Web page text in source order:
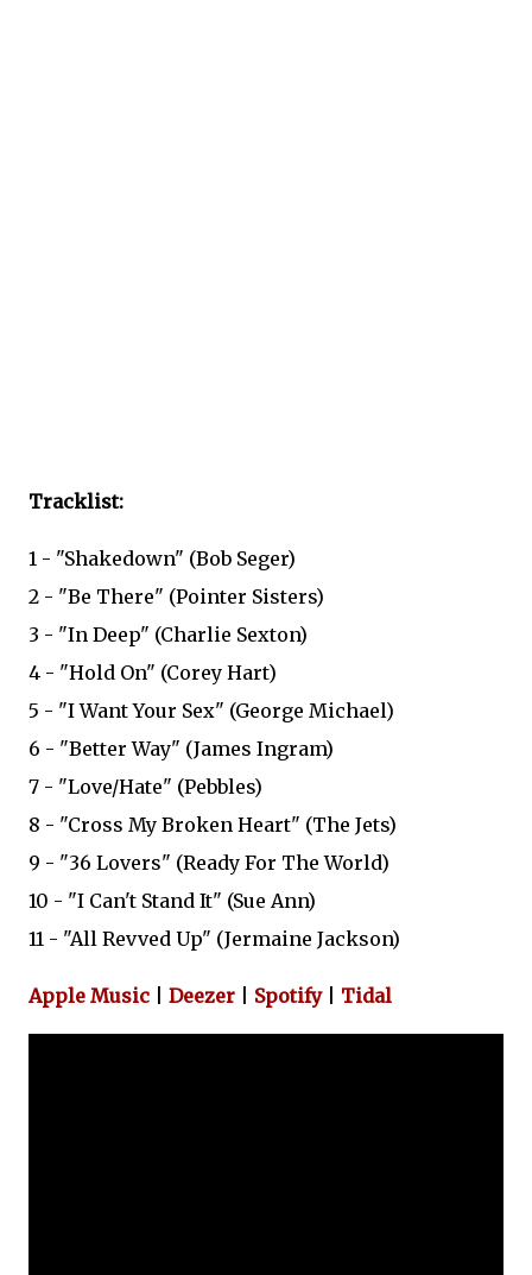
Tracklist:
1 - "Shakedown" (Bob Seger)
2 - "Be There" (Pointer Sisters)
3 - "In Deep" (Charlie Sexton)
4 - "Hold On" (Corey Hart)
5 - "I Want Your Sex" (George Michael)
6 - "Better Way" (James Ingram)
7 - "Love/Hate" (Pebbles)
8 - "Cross My Broken Heart" (The Jets)
9 - "36 Lovers" (Ready For The World)
10 - "I Can't Stand It" (Sue Ann)
11 - "All Revved Up" (Jermaine Jackson)
Apple Music Deezer Spotify| Tidal